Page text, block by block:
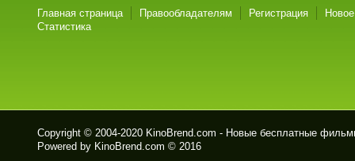
Главная страница Правообладателям Регистрация
Статистика
Copyright © 2004-2020 KinoBrend.com - Новые бесплатные
Powered by KinoBrend.com © 2016